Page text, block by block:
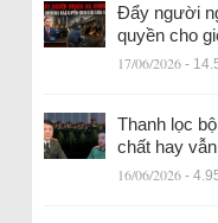
Đẩy người
quyền cho
17/06/2026 -
Thanh lọc
chất hay
16/06/2026 -